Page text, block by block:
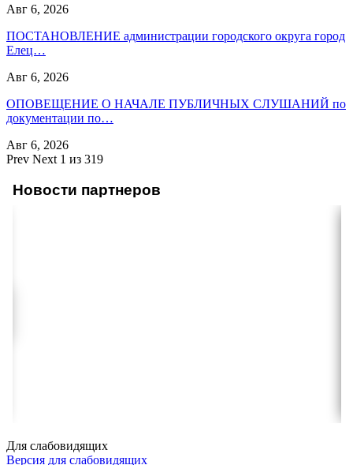
Авг 6, 2026
ПОСТАНОВЛЕНИЕ администрации городского округа город
Елец…
Авг 6, 2026
ОПОВЕЩЕНИЕ О НАЧАЛЕ ПУБЛИЧНЫХ СЛУШАНИЙ по
документации по…
Авг 6, 2026
Prev Next 1 из 319
Новости партнеров
Для слабовидящих
Версия для слабовидящих